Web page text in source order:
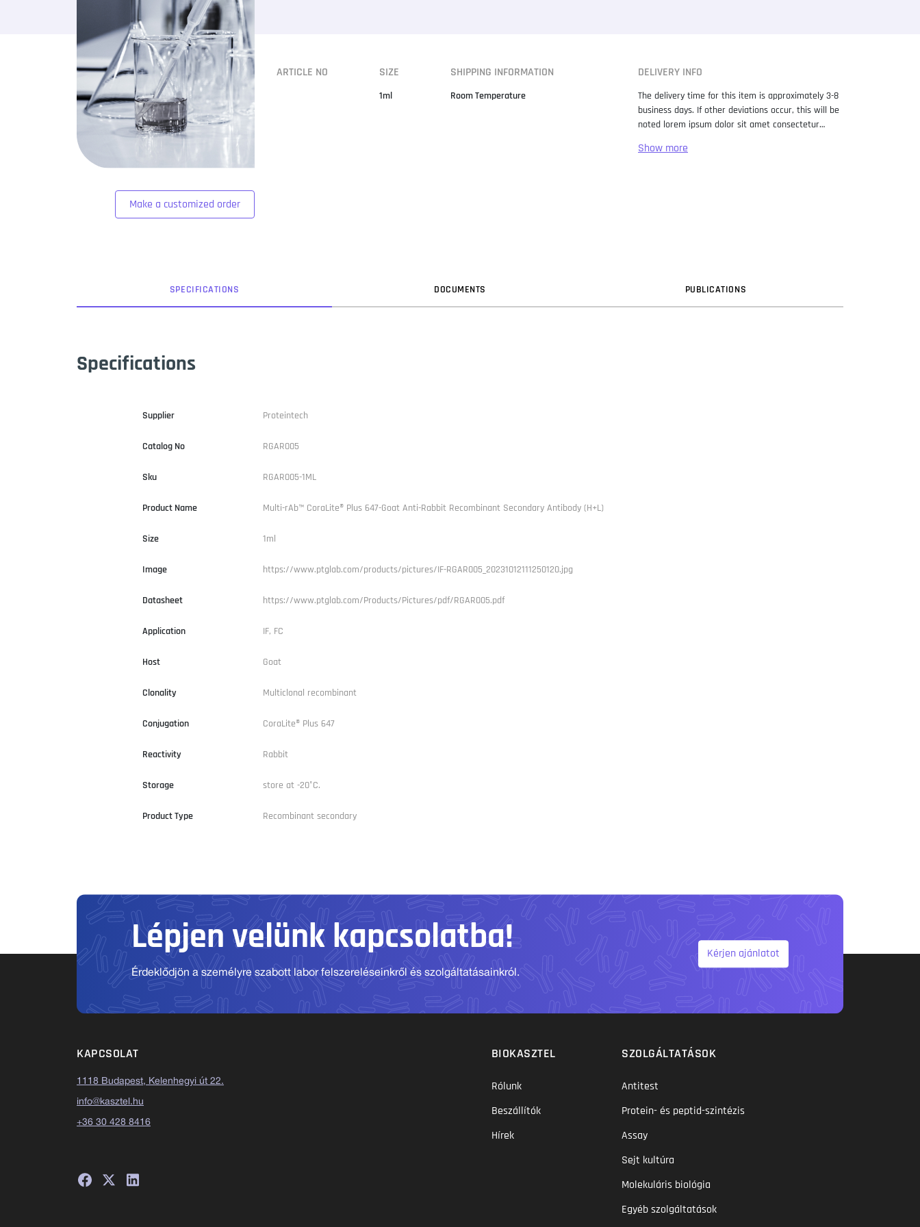
Make a customized order
ARTICLE NO SIZE
1ml
SHIPPING INFORMATION
Room Temperature
DELIVERY INFO
The delivery time for this item is approximately 3-8
business days. If other deviations occur, this will be
noted lorem ipsum dolor sit amet consectetur
standard dummy text ever since the 1500s, when
SPECIFICATIONS DOCUMENTS PUBLICATIONS
Specifications
Supplier Proteintech
Catalog No RGAR005
Sku RGAR005-1ML
Product Name Multi-rAb™ CoraLite® Plus 647-Goat Anti-Rabbit Recombinant Secondary Antibody (H+L)
Size 1ml
Image https://www.ptglab.com/products/pictures/IF-RGAR005_20231012111250120.jpg
Datasheet https://www.ptglab.com/Products/Pictures/pdf/RGAR005.pdf
Application IF, FC
Host Goat
Clonality Multiclonal recombinant
Conjugation CoraLite® Plus 647
Reactivity Rabbit
Storage store at -20°C.
Product Type Recombinant secondary
Lépjen velünk kapcsolatba!
Érdeklődjön a személyre szabott labor felszereléseinkről és szolgáltatásainkról.
Kérjen ajánlatot
KAPCSOLAT
1118 Budapest, Kelenhegyi út 22.
info@kasztel.hu
+36 30 428 8416
BIOKASZTEL
Rólunk
Beszállítók
Hírek
SZOLGÁLTATÁSOK
Antitest
Protein- és peptid-szintézis
Assay
Sejt kultúra
Molekuláris biológia
Egyéb szolgáltatások